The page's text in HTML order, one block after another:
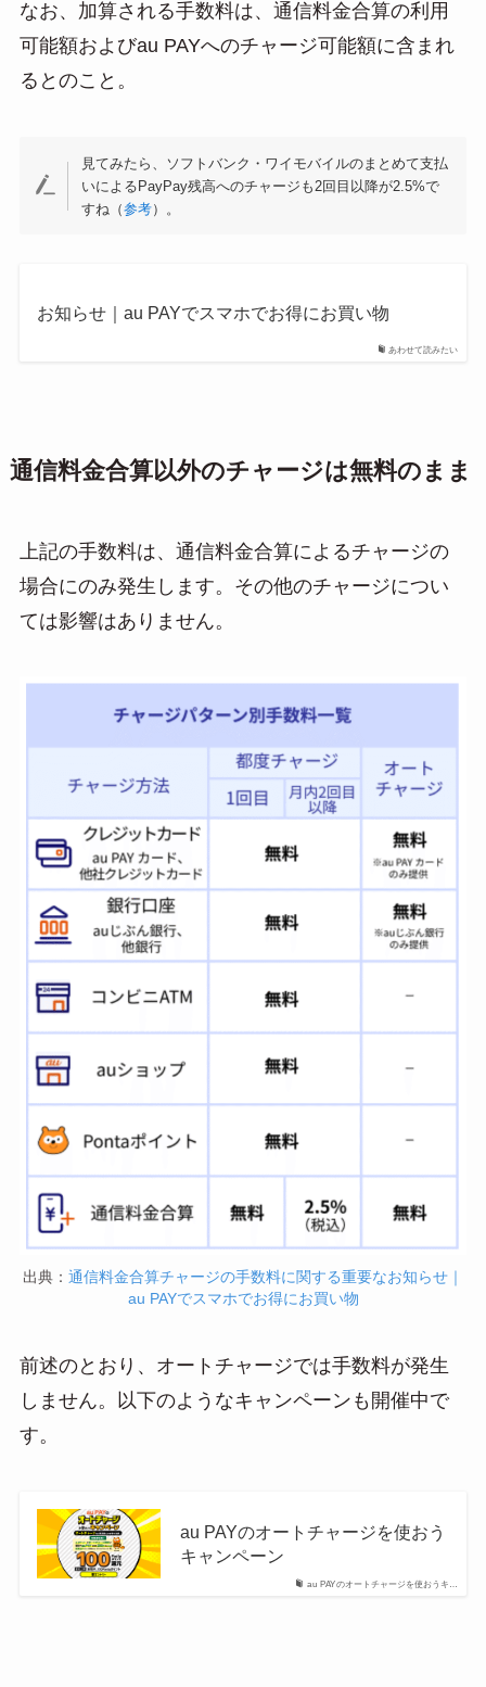
なお、加算される手数料は、通信料金合算の利用
可能額およびau PAYへのチャージ可能額に含まれ
るとのこと。
見てみたら、ソフトバンク・ワイモバイルのまとめて支払
いによるPayPay残高へのチャージも2回目以降が2.5%で
すね（参考）。
あわせて読みたい
お知らせ｜au PAYでスマホでお得にお買い物
通信料金合算以外のチャージは無料のまま
上記の手数料は、通信料金合算によるチャージの
場合にのみ発生します。その他のチャージについ
ては影響はありません。
出典： 通信料金合算チャージの手数料に関する重要なお知らせ｜
au PAYでスマホでお得にお買い物
前述のとおり、オートチャージでは手数料が発生
しません。以下のようなキャンペーンも開催中で
す。
au PAYのオートチャージを使おうキ…
au PAYのオートチャージを使おう
キャンペーン